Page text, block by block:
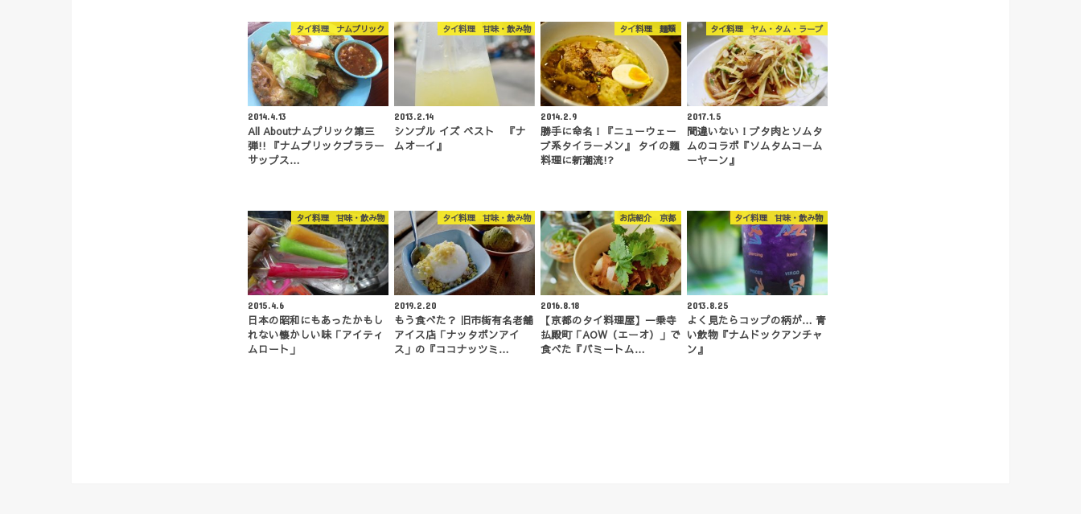
タイ料理 ナムプリック
2014.4.13
All Aboutナムプリック第三
弾!! 『ナムプリックプララー
サップス…
タイ料理 甘味・飲み物
2013.2.14
シンプル イズ ベスト 『ナ
ムオーイ』
タイ料理 麺類
2014.2.9
勝手に命名！『ニューウェー
ブ系タイラーメン』 タイの麺
料理に新潮流!?
タイ料理 ヤム・タム・ラープ
2017.1.5
間違いない！ブタ肉とソムタ
ムのコラボ『ソムタムコーム
ーヤーン』
タイ料理 甘味・飲み物
2015.4.6
日本の昭和にもあったかもし
れない懐かしい味「アイティ
ムロート」
タイ料理 甘味・飲み物
2019.2.20
もう食べた？ 旧市街有名老舗
アイス店「ナッタポンアイ
ス」の『ココナッツミ…
お店紹介 京都
2016.8.18
【京都のタイ料理屋】一乗寺
払殿町「AOW（エーオ）」で
食べた『バミートム…
タイ料理 甘味・飲み物
2013.8.25
よく見たらコップの柄が… 青
い飲物『ナムドックアンチャ
ン』